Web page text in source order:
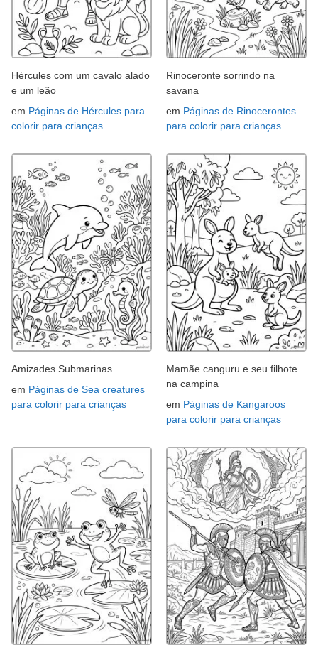
Hércules com um cavalo alado
e um leão
em Páginas de Hércules para
colorir para crianças
Rinoceronte sorrindo na
savana
em Páginas de Rinocerontes
para colorir para crianças
Amizades Submarinas
em Páginas de Sea creatures
para colorir para crianças
Mamãe canguru e seu filhote
na campina
em Páginas de Kangaroos
para colorir para crianças